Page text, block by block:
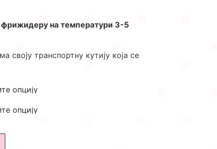
фрижидеру на температури 3-5
своју транспортну кутију која се